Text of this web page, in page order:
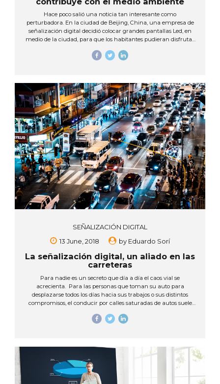
Hace poco salió una noticia tan interesante como
perturbadora. En la ciudad de Beijing, China, una empresa de
señalización digital decidió colocar grandes pantallas Led, en
medio de la ciudad, para que los habitantes pudieran disfrutar
de aire limpio, en medio de esta ciudad cubierta de una densa
cotidianidad, con imágenes que les recuerdan lo que es vivir en
un ambiente limpio, y...
SEÑALIZACIÓN DIGITAL
13 June, 2018
by Eduardo Sorí
La señalización digital, un aliado en las
carreteras
Para nadie es un secreto que día a día el caos vial se
acrecienta. Para las personas que toman su auto para
desplazarse todos los días hacia sus trabajos o sus distintos
compromisos, el conducir por calles saturadas de autos suele
por la falta de paciencia de los conductores y de una buena
puede contribuir, ¡Y mucho! USOS DE LA SEÑALIZACION
DIGITAL...